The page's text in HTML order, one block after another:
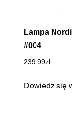
Lampa
#004
239.99zł
Dowiedz się